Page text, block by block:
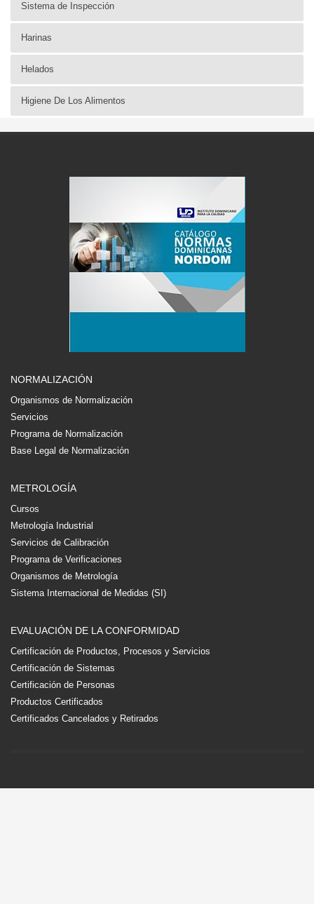
Sistema de Inspección
Harinas
Helados
Higiene De Los Alimentos
NORMALIZACIÓN
Organismos de Normalización
Servicios
Programa de Normalización
Base Legal de Normalización
METROLOGÍA
Cursos
Metrología Industrial
Servicios de Calibración
Programa de Verificaciones
Organismos de Metrología
Sistema Internacional de Medidas (SI)
EVALUACIÓN DE LA CONFORMIDAD
Certificación de Productos, Procesos y Servicios
Certificación de Sistemas
Certificación de Personas
Productos Certificados
Certificados Cancelados y Retirados